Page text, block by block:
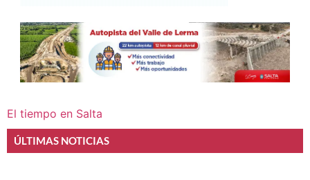
El tiempo en Salta
ÚLTIMAS NOTICIAS